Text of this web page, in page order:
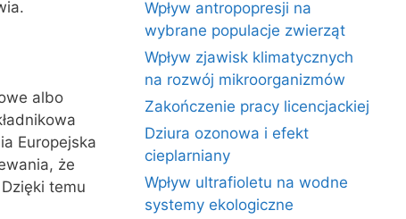
albo
Europejska
że
temu
Wpływ antropopresji na
wybrane populacje zwierząt
Wpływ zjawisk klimatycznych
na rozwój mikroorganizmów
Zakończenie pracy licencjackiej
Dziura ozonowa i efekt
cieplarniany
Wpływ ultrafioletu na wodne
systemy ekologiczne